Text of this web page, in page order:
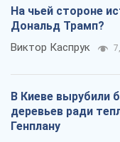
На чьей стороне
Дональд Трамп?
Виктор Каспрук
В Киеве вырубили
деревьев ради
Генплану